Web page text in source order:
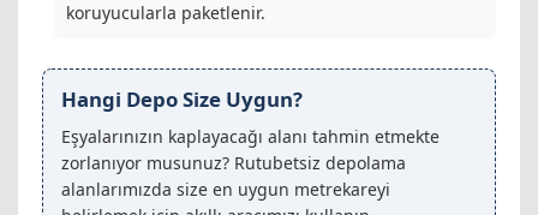
koruyucularla paketlenir.
Hangi Depo Size Uygun?
Eşyalarınızın kaplayacağı alanı tahmin etmekte
zorlanıyor musunuz? Rutubetsiz depolama
alanlarımızda size en uygun metrekareyi